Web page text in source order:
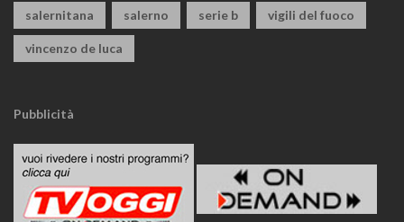
salernitana salerno serie b vigili del fuoco
vincenzo de luca
Pubblicità